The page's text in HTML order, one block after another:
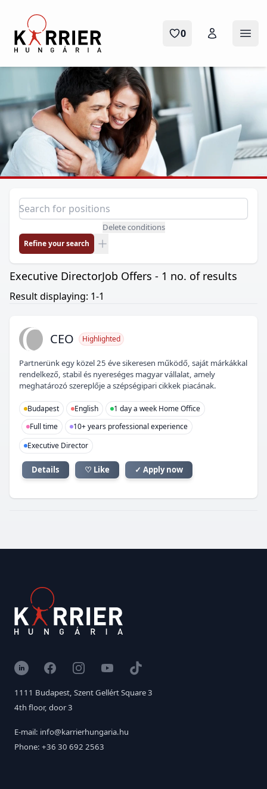
Karrier Hungária
0
Position search
Delete conditions
Refine your search
Executive DirectorJob Offers - 1 no. of results
Result displaying: 1-1
C CEO Highlighted
Partnerünk egy közel 25 éve sikeresen működő, saját márkákkal
rendelkező, stabil és nyereséges magyar vállalat, amely
meghatározó szereplője a szépségipari cikkek piacának.
Budapest English
1 day a week Home Office
Full time
10+ years professional experience
Executive Director
Details ♡ Like ✓ Apply now
LinkedInFacebookInstagramYouTubeTikTok
1111 Budapest, Szent Gellért Square 3
4th floor, door 3
E-mail: info@karrierhungaria.hu
Phone: +36 30 692 2563